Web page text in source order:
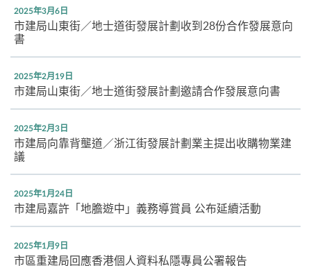
鍵
字
2025年3月6日
市建局山東街／地士道街發展計劃收到28份合作發展意向
書
2025年2月19日
市建局山東街／地士道街發展計劃邀請合作發展意向書
2025年2月3日
市建局向靠背壟道／浙江街發展計劃業主提出收購物業建
議
2025年1月24日
市建局嘉許「地膽遊中」義務導賞員 公布延續活動
2025年1月9日
市區重建局回應香港個人資料私隱專員公署報告